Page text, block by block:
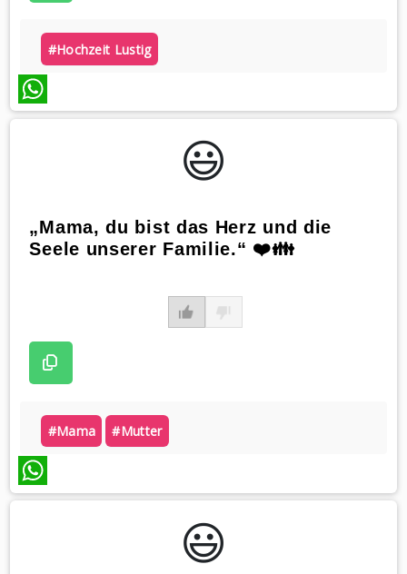
#hochzeit Lustig
WhatsApp
😃️
„Mama, du bist das Herz und die
Seele unserer Familie.“ ❤️👪
#mama #mutter
WhatsApp
😃️